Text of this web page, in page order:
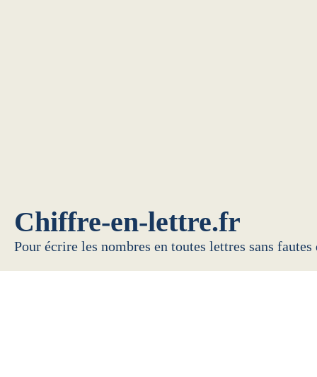
Chiffre-en-lettre.fr
Pour écrire les nombres en toutes lettres sans